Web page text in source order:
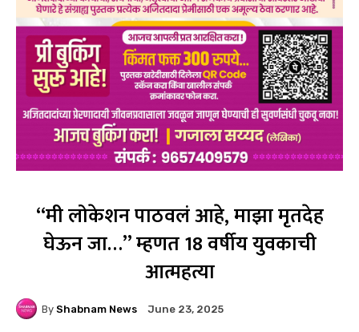
“मी लोकेशन पाठवलं आहे, माझा मृतदेह
घेऊन जा…” म्हणत 18 वर्षीय युवकाची
आत्महत्या
By Shabnam News June 23, 2025